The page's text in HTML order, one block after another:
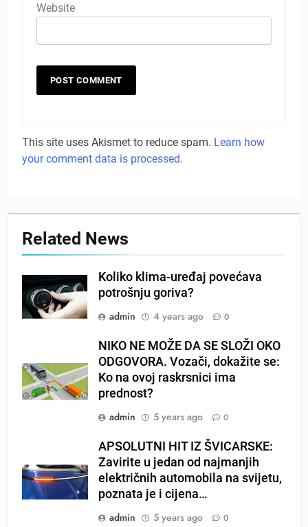
Website
This site uses Akismet to reduce spam. Learn how
your comment data is processed.
Related News
Koliko klima-uređaj povećava
potrošnju goriva?
admin
4 years ago 0
NIKO NE MOŽE DA SE SLOŽI OKO
ODGOVORA. Vozači, dokažite se:
Ko na ovoj raskrsnici ima
prednost?
admin
5 years ago 0
APSOLUTNI HIT IZ ŠVICARSKE:
Zavirite u jedan od najmanjih
električnih automobila na svijetu,
poznata je i cijena…
admin
5 years ago 0